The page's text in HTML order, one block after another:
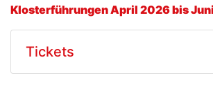
Klosterführungen April 2026 bis
Tickets